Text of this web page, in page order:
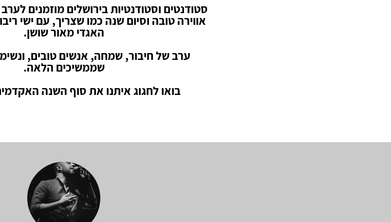
סטודנטים וסטודנטיות בירושלים מוזמנים
אווירה טובה וסיום שנה כמו שצריך, עם ישי
האגדי מאור שושן.
ערב של חיבור, שמחה, אנשים טובים,
שממשיכים הלאה.
בואו לחגוג איתנו את סוף השנה